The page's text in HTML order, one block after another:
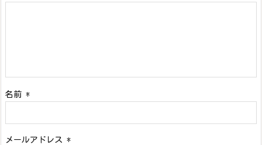
名前 *
メールアドレス *